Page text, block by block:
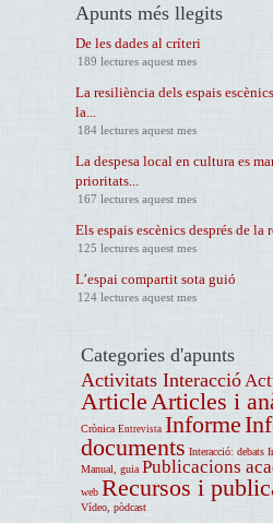
Apunts més llegits
De les dades al críteri
189 lectures aquest mes
La resiliència dels espais
la...
184 lectures aquest mes
La despesa local en cultura es
prioritats...
167 lectures aquest mes
Els espais escènics després de la
125 lectures aquest mes
L’espai compartit sota guió
124 lectures aquest mes
Categories d'apunts
Activitats Interacció
Article Articles i
Crònica Entrevista Informe
documents Interacció: debats
Manual, guia Publicacions
web Recursos i
Vídeo, pòdcast